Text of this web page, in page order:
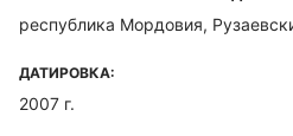
республика Мордовия,
ДАТИРОВКА:
2007 г.